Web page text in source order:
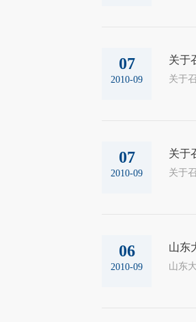
07
2010-09
关于
07
2010-09
关于
06
2010-09
山东
山东